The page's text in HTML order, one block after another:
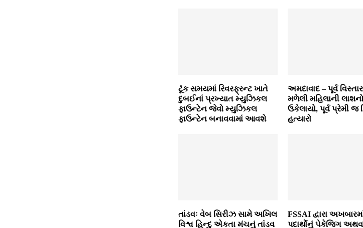
ટૂંક સમયમાં રિવરફ્રન્ટ ખાતે
દુબઈનાં પ્રખ્‍યાત મ્‍યુઝિકલ
ફાઉન્‍ટેન જેવો મ્‍યુઝિકલ
ફાઉન્‍ટેન બનાવવામાં આવશે
અમદાવાદ – પૂર્વ
મળેલી મહિલાની
ઉકેલાયો, પૂર્વ પ્રેમી જ
હત્યારો
તાંડવઃ વેબ સિરીઝ સામે અખિલ
વિશ્વ હિન્દુ એકતા મંચનું તાંડવ
FSSAI દ્વારા
પદાર્થોનું પેકેજિગ